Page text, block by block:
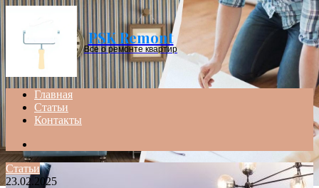
Menu
PSK Remont
Все о ремонте квартир
Главная
Статьи
Контакты
for
Статьи
23.02.2025